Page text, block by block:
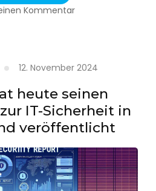
Kommentarzu
aus
CSV
erstellen
12. November 2024
heute seinen
IT-Sicherheit in
veröffentlicht